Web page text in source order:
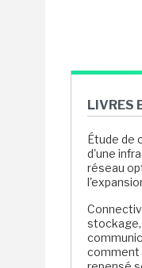
LIVRES
Étude de
d'une
réseau
stockage,
comment